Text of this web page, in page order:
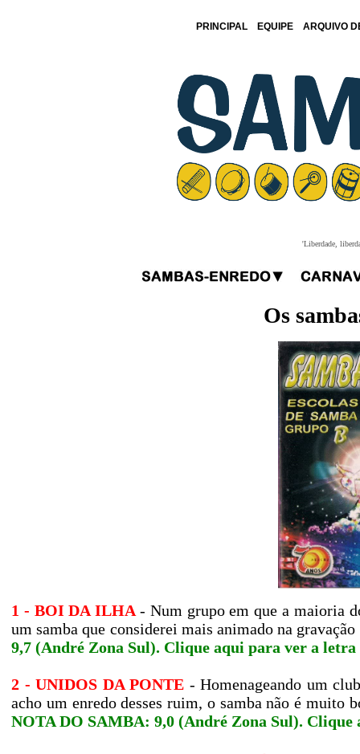
PRINCIPAL EQUIPE ARQUIVO
'Liberdade,
Os
1 - BOI DA ILHA - Num grupo em que a maioria
um samba que considerei mais animado na
9,7 (André Zona Sul). Clique aqui para ver a letra
2 - UNIDOS DA PONTE - Homenageando um
acho um enredo desses ruim, o samba não é muito
NOTA DO SAMBA: 9,0 (André Zona Sul). Clique